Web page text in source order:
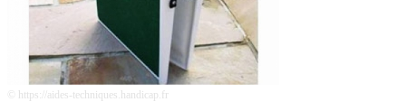
© https://aides-techniques.handicap.fr